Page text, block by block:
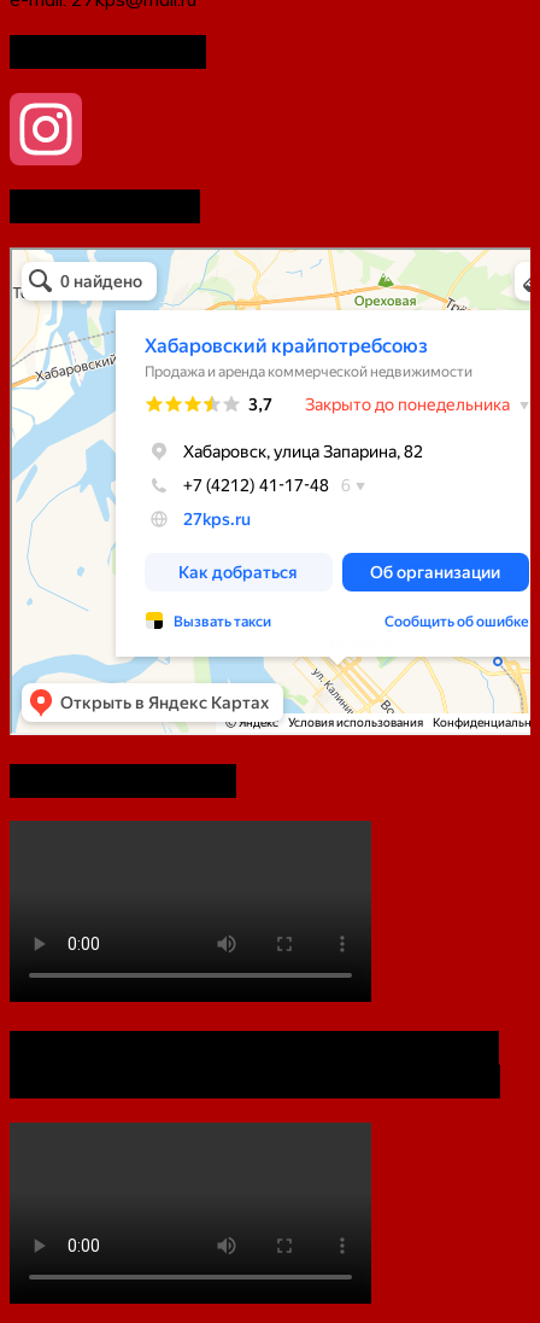
Хабаровский Крайпотребсоюз
Продажа и аренда коммерческой недвижимости в Хабаровске